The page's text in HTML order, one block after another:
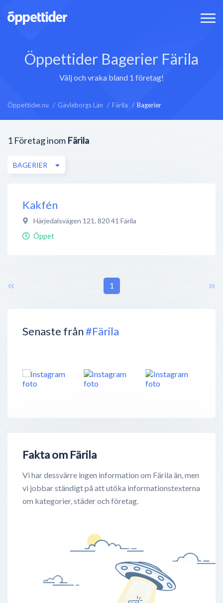
Öppettider Bagerier Färila
Välj och vraka bland 1 företag!
Öppettider.nu Gävleborgs Län Färila Bagerier
Senaste från#Färila
Fakta om Färila
Vi har dessvärre ingen information om Färila än, men
vi jobbar ständigt på att utöka informationstexterna
om kategorier, städer och företag.
1 Företag inom Färila
BAGERIER
Kakfén
Härjedalsvägen 121, 820 41 Färila
Öppet
1